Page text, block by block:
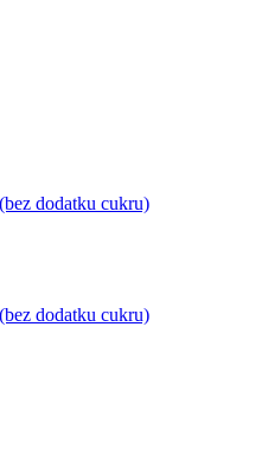
dodatku cukru)
dodatku cukru)